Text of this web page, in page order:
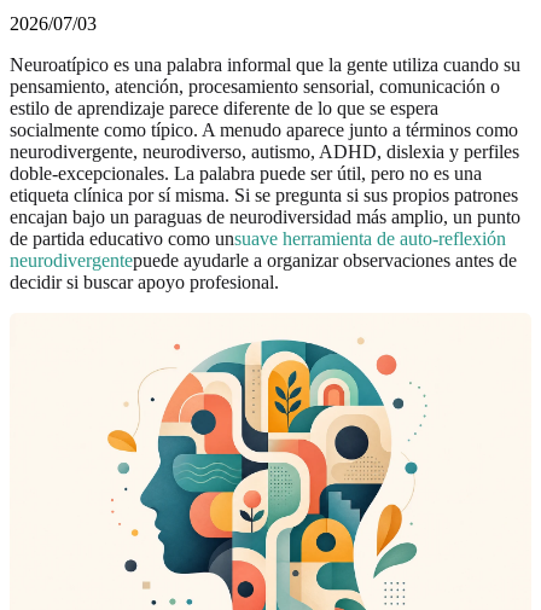
2026/07/03
Neuroatípico es una palabra informal que la gente utiliza cuando su
pensamiento, atención, procesamiento sensorial, comunicación o
estilo de aprendizaje parece diferente de lo que se espera
socialmente como típico. A menudo aparece junto a términos como
neurodivergente, neurodiverso, autismo, ADHD, dislexia y perfiles
doble-excepcionales. La palabra puede ser útil, pero no es una
etiqueta clínica por sí misma. Si se pregunta si sus propios patrones
encajan bajo un paraguas de neurodiversidad más amplio, un punto
de partida educativo como unsuave herramienta de auto-reflexión
neurodivergentepuede ayudarle a organizar observaciones antes de
decidir si buscar apoyo profesional.